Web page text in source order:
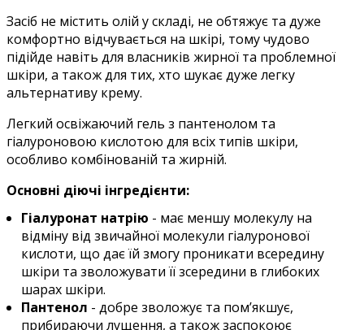
Засіб не містить олій у складі, не обтяжує та дуже
комфортно відчувається на шкірі, тому чудово
підійде навіть для власників жирної та проблемної
шкіри, а також для тих, хто шукає дуже легку
альтернативу крему.
Легкий освіжаючий гель з пантенолом та
гіалуроновою кислотою для всіх типів шкіри,
особливо комбінованій та жирній.
Основні діючі інгредієнти:
Гіалуронат натрію - має меншу молекулу на
відміну від звичайної молекули гіалуронової
кислоти, що дає їй змогу проникати всередину
шкіри та зволожувати її зсередини в глибоких
шарах шкіри.
Пантенол - добре зволожує та пом’якшує,
прибираючи лущення, а також заспокоює